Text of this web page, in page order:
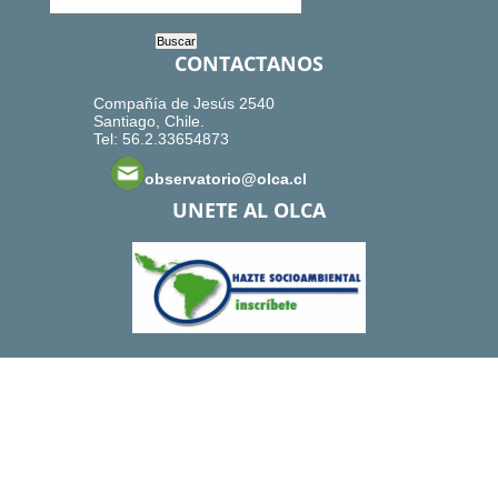
CONTACTANOS
Compañía de Jesús 2540
Santiago, Chile.
Tel: 56.2.33654873
observatorio@olca.cl
UNETE AL OLCA